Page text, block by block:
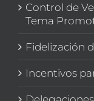
Control de
Tema
Fidelización
Incentivos